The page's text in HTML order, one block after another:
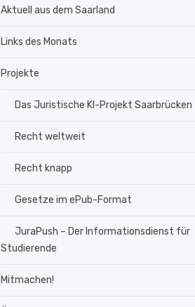
Aktuell aus dem Saarland
Links des Monats
Projekte
Das Juristische KI-Projekt Saarbrücken
Recht weltweit
Recht knapp
Gesetze im ePub-Format
JuraPush – Der Informationsdienst für
Studierende
Mitmachen!